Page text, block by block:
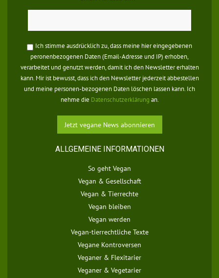
Ich stimme ausdrücklich zu, dass meine hier eingegebenen
peronenbezogenen Daten (Email-Adresse und IP) erhoben,
verarbeitet und genutzt werden, damit ich den Newsletter erhalten
kann. Mir ist bewusst, dass ich den Newsletter jederzeit abbestellen
und meine personen-bezogenen Daten löschen lassen kann. Ich
nehme die Datenschutzerklärung an.
ALLGEMEINE INFORMATIONEN
So geht Vegan
Vegan & Gesellschaft
Vegan & Tierrechte
Vegan bleiben
Vegan werden
Vegan-tierrechtliche Texte
Vegane Kontroversen
Veganer & Flexitarier
Veganer & Vegetarier